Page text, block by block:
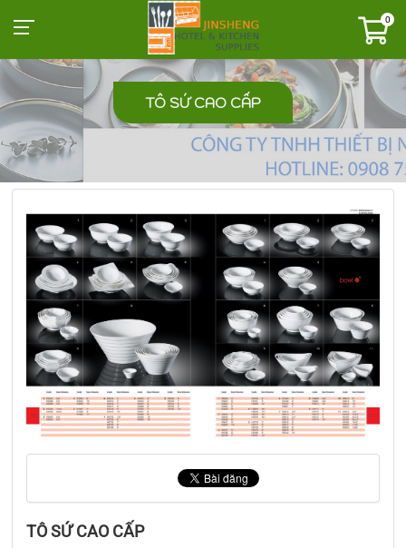
0
TÔ SỨ CAO CẤP
TÔ SỨ CAO CẤP